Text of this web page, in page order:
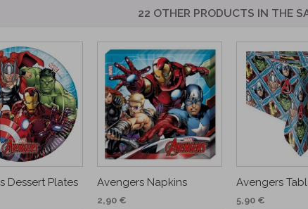
22 OTHER PRODUCTS IN THE
Dessert Plates Avengers Napkins
2,90 €
Avengers
5,90 €